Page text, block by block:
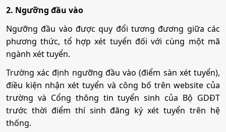
Mã ngành:
Tổ hợp: (Toán, 2 môn bất kì)
Công nghệ kỹ thuật Cơ điện tử
Mã ngành:7510203
Tổ hợp:(Toán, 2 môn bất kì)
•Chỉ tiêu:150
• Phương thức xét tuyển:
• Tổ hợp: (Toán, 2 môn bất kì); (Văn, 2 môn bất kì)
5. Kinh doanh quốc tế
2. Ngưỡng đầu vào
Ngưỡng đầu vào được quy đổi tương đương giữa các
phương thức, tổ hợp xét tuyển đối với cùng một mã
ngành xét tuyển.
Trường xác định ngưỡng đầu vào (điểm sàn xét tuyển),
điều kiện nhận xét tuyển và công bố trên website của
trường và Cổng thông tin tuyển sinh của Bộ GDĐT
trước thời điểm thí sinh đăng ký xét tuyển trên hệ
thống.